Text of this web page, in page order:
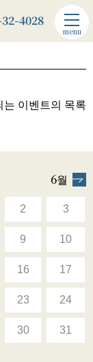
4028
menu
는 이벤트의 목록
6월
2 3
9 10
16 17
23 24
30 31